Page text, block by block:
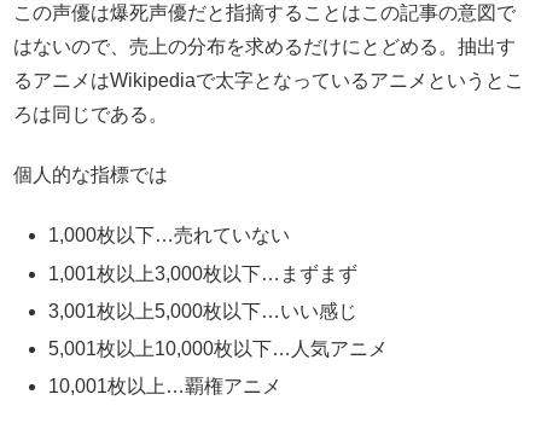
この声優は爆死声優だと指摘することはこの記事の意図で
はないので、売上の分布を求めるだけにとどめる。抽出す
るアニメはWikipediaで太字となっているアニメというとこ
ろは同じである。
個人的な指標では
1,000枚以下…売れていない
1,001枚以上3,000枚以下…まずまず
3,001枚以上5,000枚以下…いい感じ
5,001枚以上10,000枚以下…人気アニメ
10,001枚以上…覇権アニメ